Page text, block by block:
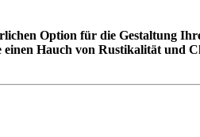
Option für die Gestaltung
Hauch von Rustikalität und